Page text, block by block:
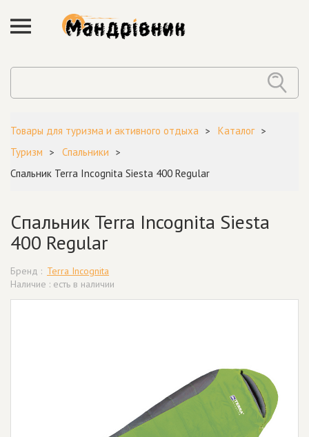
Товары для туризма и активного отдыха
Каталог
Туризм
Спальники
Спальник Terra Incognita Siesta 400 Regular
Спальник Terra Incognita Siesta
400 Regular
Бренд : Terra Incognita
Наличие : есть в наличии